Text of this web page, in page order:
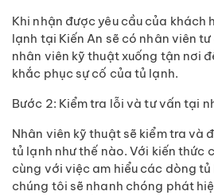
Khi nhận được yêu cầu của khách
lạnh tại Kiến An sẽ có nhân viên
nhân viên kỹ thuật xuống tận nơi
khắc phục sự cố của tủ lạnh.
Bước 2: Kiểm tra lỗi và tư vấn tại
Nhân viên kỹ thuật sẽ kiểm tra và
tủ lạnh như thế nào. Với kiến thức
cùng với việc am hiểu các dòng
chúng tôi sẽ nhanh chóng phát